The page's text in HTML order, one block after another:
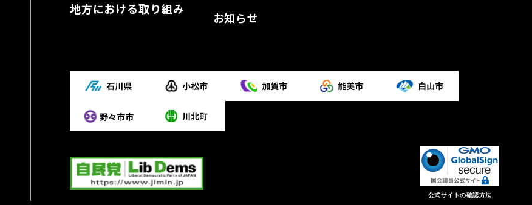
地方における取り組み
お知らせ
公式サイトの確認方法